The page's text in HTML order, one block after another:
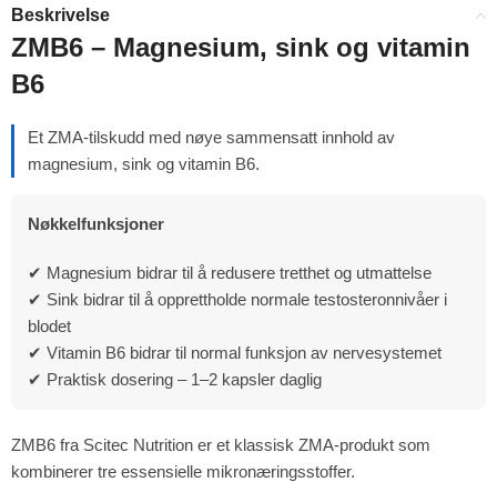
4%
Beskrivelse
ZMB6 – Magnesium, sink og vitamin
B6
Et ZMA-tilskudd med nøye sammensatt innhold av
magnesium, sink og vitamin B6.
Nøkkelfunksjoner
✔ Magnesium bidrar til å redusere tretthet og utmattelse
✔ Sink bidrar til å opprettholde normale testosteronnivåer i
blodet
✔ Vitamin B6 bidrar til normal funksjon av nervesystemet
✔ Praktisk dosering – 1–2 kapsler daglig
ZMB6 fra Scitec Nutrition er et klassisk ZMA-produkt som
kombinerer tre essensielle mikronæringsstoffer.